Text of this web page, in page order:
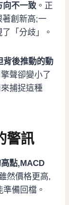
向不一致 。正
著創新高;一
「分歧」。
背後推動的動
聲卻變小了
捕捉這種
警訊
點,MACD
然價格更高,
備回檔。